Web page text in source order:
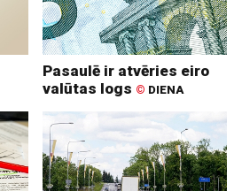
Pasaulē ir atvēries eiro
valūtas logs © DIENA